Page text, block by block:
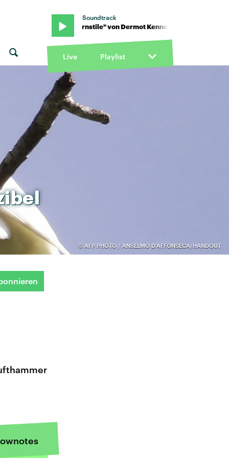
Soundtrack
· "Turnstile" von Dermot Kennedy · "Turnstile" von
Live Playlist
© AFP PHOTO / ANSELMO D'AFFONSECA/HANDOUT